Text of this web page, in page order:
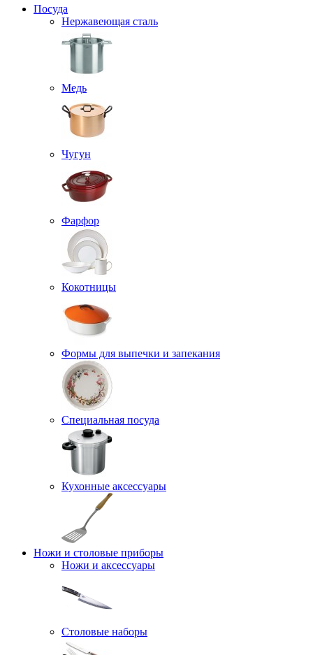
Посуда
Нержавеющая сталь
Медь
Чугун
Фарфор
Кокотницы
Формы для выпечки и запекания
Специальная посуда
Кухонные аксессуары
Ножи и столовые приборы
Ножи и аксессуары
Столовые наборы